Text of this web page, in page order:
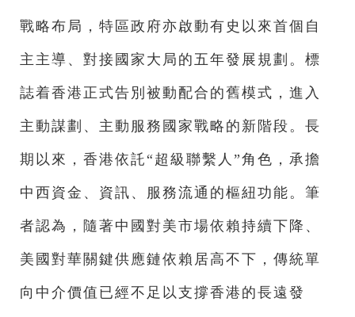
戰略布局，特區政府亦啟動有史以來首個自
主主導、對接國家大局的五年發展規劃。標
誌着香港正式告別被動配合的舊模式，進入
主動謀劃、主動服務國家戰略的新階段。長
期以來，香港依託“超級聯繫人”角色，承擔
中西資金、資訊、服務流通的樞紐功能。筆
者認為，隨著中國對美市場依賴持續下降、
美國對華關鍵供應鏈依賴居高不下，傳統單
向中介價值已經不足以支撐香港的長遠發